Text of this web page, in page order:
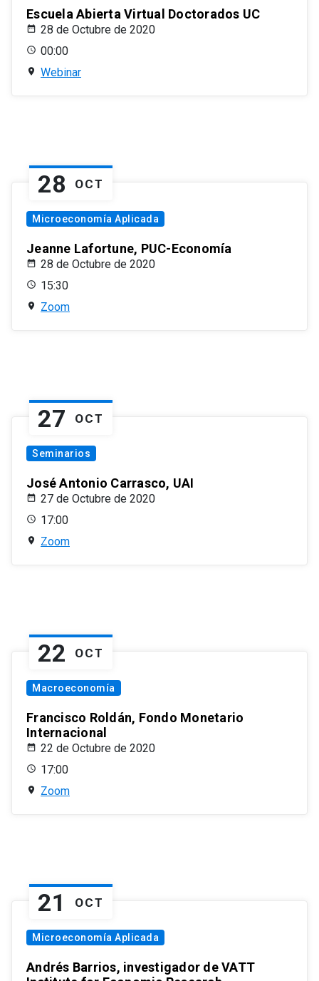
Escuela Abierta Virtual Doctorados UC
28 de Octubre de 2020
00:00
Webinar
28 OCT
Microeconomía Aplicada
Jeanne Lafortune, PUC-Economía
28 de Octubre de 2020
15:30
Zoom
27 OCT
Seminarios
José Antonio Carrasco, UAI
27 de Octubre de 2020
17:00
Zoom
22 OCT
Macroeconomía
Francisco Roldán, Fondo Monetario
Internacional
22 de Octubre de 2020
17:00
Zoom
21 OCT
Microeconomía Aplicada
Andrés Barrios, investigador de VATT